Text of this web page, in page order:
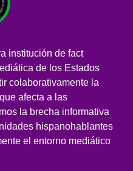
institución de fact
de los Estados
colaborativamente la
afecta a las
la brecha informativa
hispanohablantes
el entorno mediático